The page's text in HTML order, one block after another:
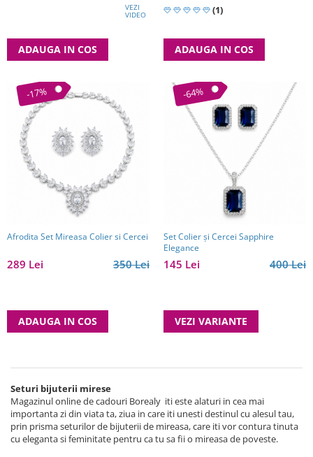
VEZI
VIDEO
ADAUGA IN COS
(1)
ADAUGA IN COS
-17%
Afrodita Set Mireasa Colier si Cercei
350 Lei
289 Lei
ADAUGA IN COS
-64%
Set Colier și Cercei Sapphire
Elegance
400 Lei
145 Lei
VEZI VARIANTE
Seturi bijuterii mirese
Magazinul online de cadouri Borealy iti este alaturi in cea mai
importanta zi din viata ta, ziua in care iti unesti destinul cu alesul tau,
prin prisma seturilor de bijuterii de mireasa, care iti vor contura tinuta
cu eleganta si feminitate pentru ca tu sa fii o mireasa de poveste.